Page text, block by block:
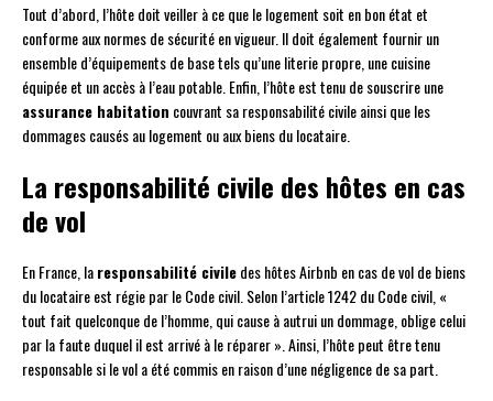
Tout d’abord, l’hôte doit veiller à ce que le logement soit en bon état et
conforme aux normes de sécurité en vigueur. Il doit également fournir un
ensemble d’équipements de base tels qu’une literie propre, une cuisine
équipée et un accès à l’eau potable. Enfin, l’hôte est tenu de souscrire une
assurance habitation couvrant sa responsabilité civile ainsi que les
dommages causés au logement ou aux biens du locataire.
La responsabilité civile des hôtes en cas
de vol
En France, laresponsabilité civiledes hôtes Airbnb en cas de vol de biens
du locataire est régie par le Code civil. Selon l’article 1242 du Code civil, «
tout fait quelconque de l’homme, qui cause à autrui un dommage, oblige celui
par la faute duquel il est arrivé à le réparer ». Ainsi, l’hôte peut être tenu
responsable si le vol a été commis en raison d’une négligence de sa part.